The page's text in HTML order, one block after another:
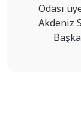
Odası
Akdeniz